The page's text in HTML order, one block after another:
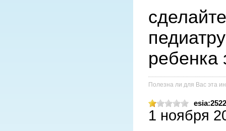
Полезна ли для Вас эта
1 ноября